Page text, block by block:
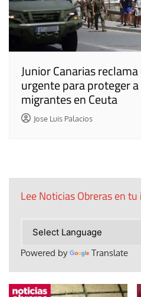
Junior Canarias
urgente para proteger
migrantes en Ceuta
Jose Luis Palacios
Lee Noticias Obreras en
Powered by Translate